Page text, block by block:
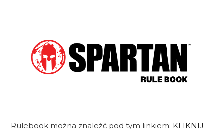
Rulebook można znaleźć pod tym linkiem: KLIKNIJ